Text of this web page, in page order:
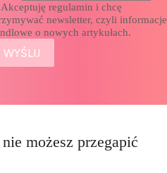
Akceptuję regulamin i chcę
newsletter, czyli informacje
o nowych artykułach.
możesz przegapić